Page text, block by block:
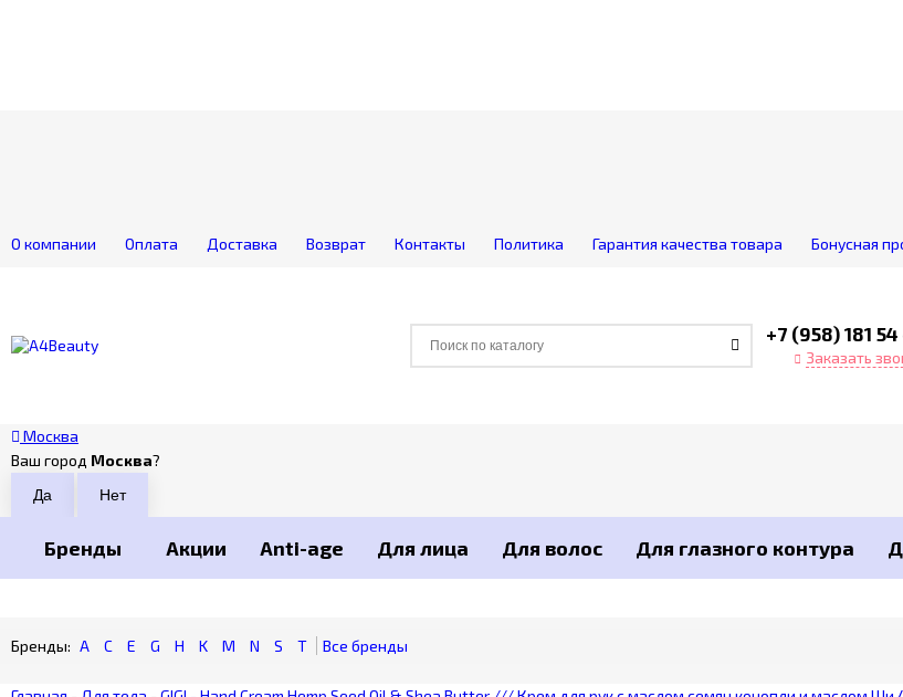
О компании Оплата Доставка Возврат Контакты Политика Гарантия качества товара Бонусная
+7 (958) 181
Заказать
Москва
Ваш город Москва?
Бренды Акции Anti-age Для лица Для волос Для глазного контура
A C E G H K M N S T